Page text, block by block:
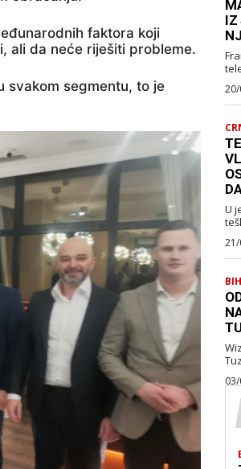
faktora koji
ali da neće riješiti probleme.
svakom segmentu, to je
IZ
U
BIH
Wizz Air je